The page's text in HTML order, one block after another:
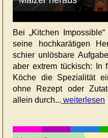
Bei „Kitchen
seine hochkarätigen
schier unlösbare
aber extrem tückisch: In
Köche die Spezialität
ohne Rezept oder
allein durch... weiterlesen